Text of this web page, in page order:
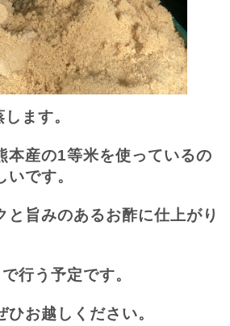
ます。
本産の1等米を使っているの
です。
と旨みのあるお酢に仕上がり
行う予定です。
お越しください。